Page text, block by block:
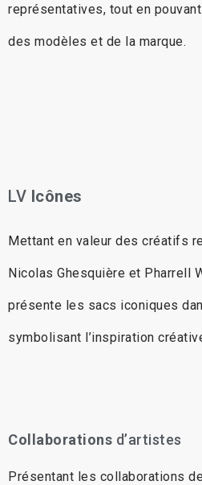
représentatives, tout en
des modèles et de la marque.
LV Icônes
Mettant en valeur des créatifs
Nicolas Ghesquière et Pharrell
présente les sacs iconiques
symbolisant l’inspiration
Collaborations d’artistes
Présentant les collaborations